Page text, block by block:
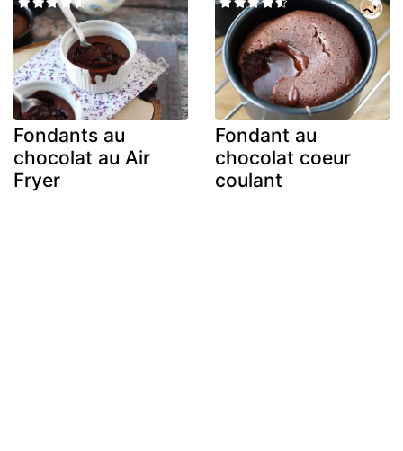
Fondants au
chocolat au Air
Fryer
Fondant au
chocolat coeur
coulant